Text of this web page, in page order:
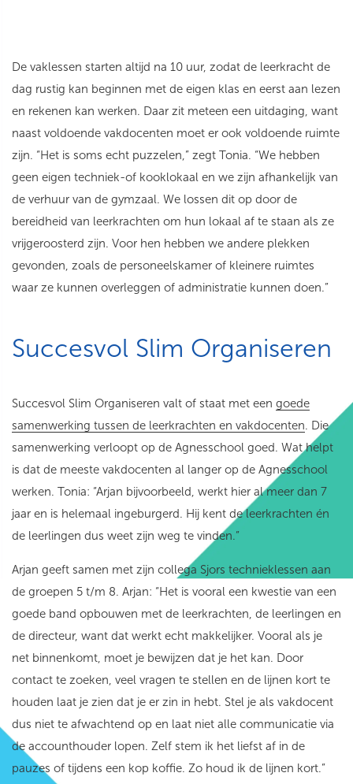
De vaklessen starten altijd na 10 uur, zodat de leerkracht de
dag rustig kan beginnen met de eigen klas en eerst aan lezen
en rekenen kan werken. Daar zit meteen een uitdaging, want
naast voldoende vakdocenten moet er ook voldoende ruimte
zijn. “Het is soms echt puzzelen,” zegt Tonia. “We hebben
geen eigen techniek-of kooklokaal en we zijn afhankelijk van
de verhuur van de gymzaal. We lossen dit op door de
bereidheid van leerkrachten om hun lokaal af te staan als ze
vrijgeroosterd zijn. Voor hen hebben we andere plekken
gevonden, zoals de personeelskamer of kleinere ruimtes
waar ze kunnen overleggen of administratie kunnen doen.”
Succesvol Slim Organiseren
Succesvol Slim Organiseren valt of staat met een goede
samenwerking tussen de leerkrachten en vakdocenten. Die
samenwerking verloopt op de Agnesschool goed. Wat helpt
is dat de meeste vakdocenten al langer op de Agnesschool
werken. Tonia: “Arjan bijvoorbeeld, werkt hier al meer dan 7
jaar en is helemaal ingeburgerd. Hij kent de leerkrachten én
de leerlingen dus weet zijn weg te vinden.”
Arjan geeft samen met zijn collega Sjors technieklessen aan
de groepen 5 t/m 8. Arjan: “Het is vooral een kwestie van een
goede band opbouwen met de leerkrachten, de leerlingen en
de directeur, want dat werkt echt makkelijker. Vooral als je
net binnenkomt, moet je bewijzen dat je het kan. Door
contact te zoeken, veel vragen te stellen en de lijnen kort te
houden laat je zien dat je er zin in hebt. Stel je als vakdocent
dus niet te afwachtend op en laat niet alle communicatie via
de accounthouder lopen. Zelf stem ik het liefst af in de
pauzes of tijdens een kop koffie. Zo houd ik de lijnen kort.”